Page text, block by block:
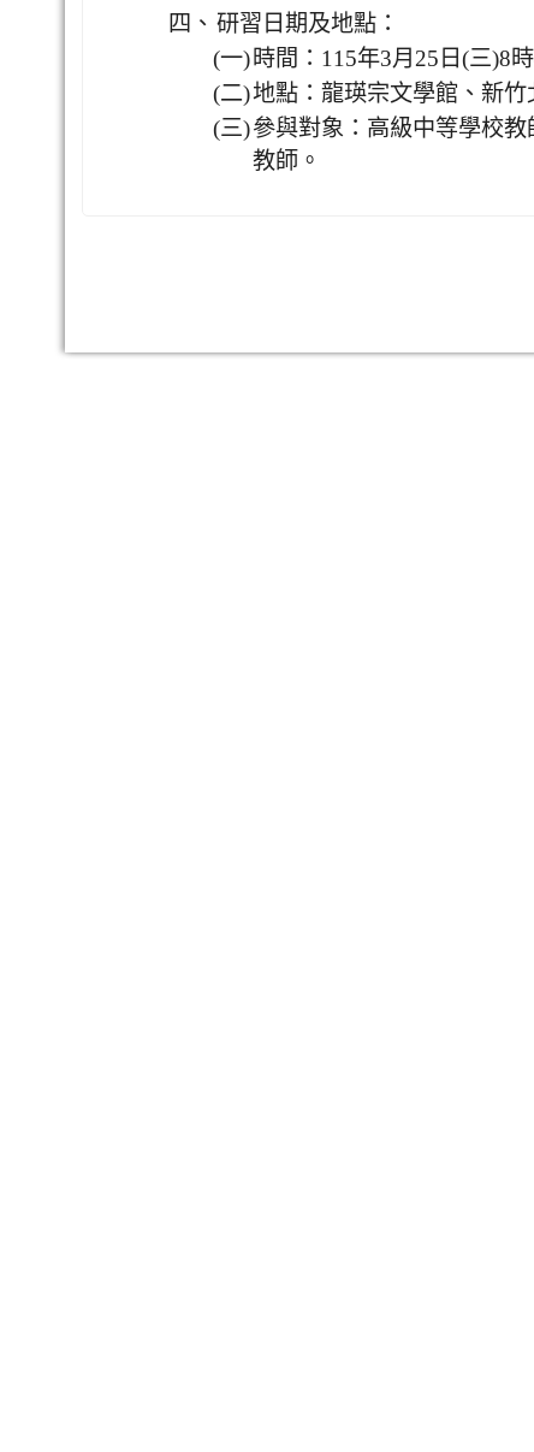
四、 研習日期及地點：
(一) 時間：115年3月25日(三)8
(二)地點：龍瑛宗文學館、新竹
(三)參與對象：高級中等學校
教師。